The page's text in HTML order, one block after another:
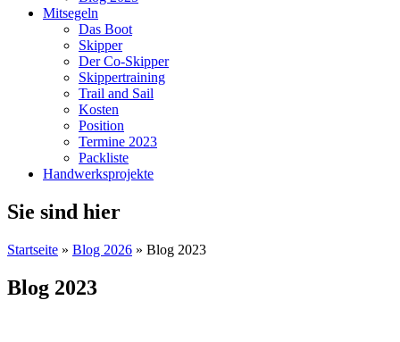
Mitsegeln
Das Boot
Skipper
Der Co-Skipper
Skippertraining
Trail and Sail
Kosten
Position
Termine 2023
Packliste
Handwerksprojekte
Sie sind hier
Startseite » Blog 2026 » Blog 2023
Blog 2023